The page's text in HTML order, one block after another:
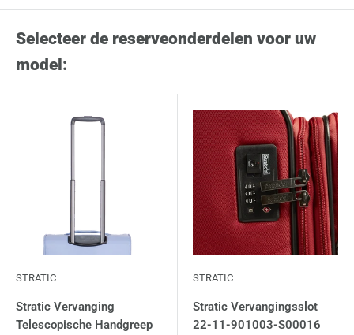
Selecteer de reserveonderdelen voor uw
model:
STRATIC
Stratic Vervanging
Telescopische Handgreep
STRATIC
Stratic Vervangingsslot
22-11-901003-S00016